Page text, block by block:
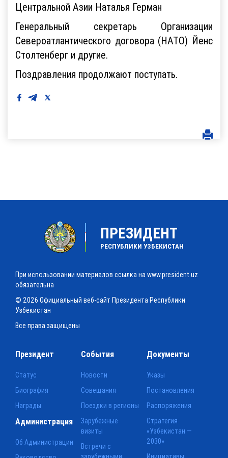
Центральной Азии Наталья Герман
Генеральный секретарь Организации
Североатлантического договора (НАТО) Йенс
Столтенберг и другие.
Поздравления продолжают поступать.
ПРЕЗИДЕНТ
РЕСПУБЛИКИ УЗБЕКИСТАН
При использовании материалов ссылка на www.president.uz
обязательна
© 2026 Официальный веб-сайт Президента Республики
Узбекистан
Все права защищены
Президент
Статус
Биография
Награды
События
Новости
Совещания
Поездки в регионы
Зарубежные
визиты
Встречи с
Документы
Указы
Постановления
Распоряжения
Стратегия
«Узбекистан —
2030»
Администрация
Об Администрации